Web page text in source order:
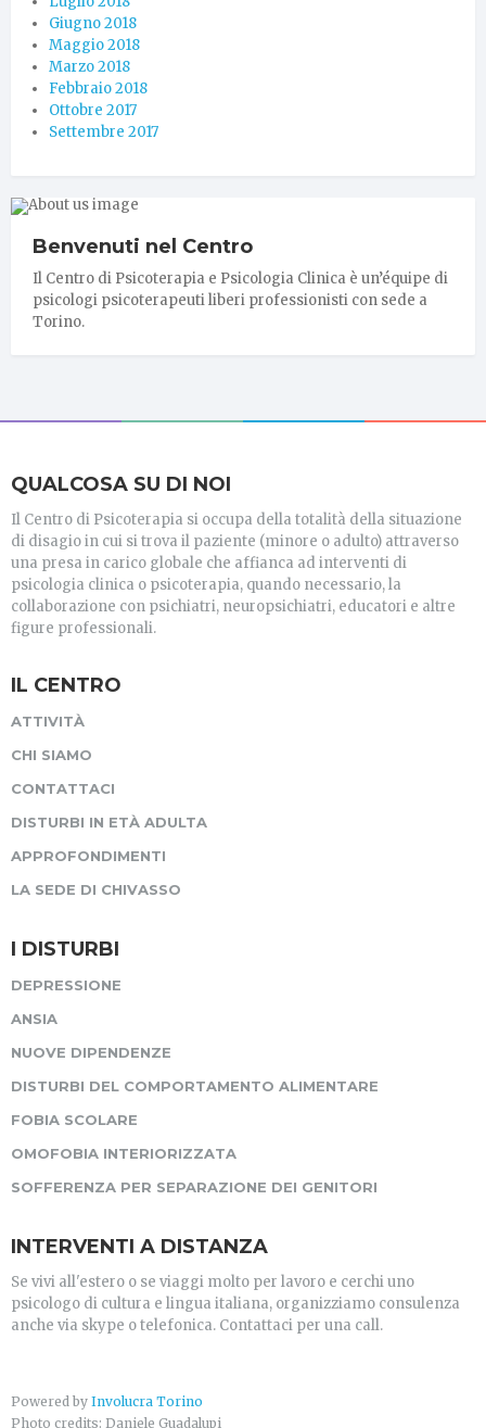
Giugno 2018
Maggio 2018
Marzo 2018
Febbraio 2018
Ottobre 2017
Settembre 2017
Benvenuti nel Centro
Il Centro di Psicoterapia e Psicologia Clinica è un’équipe di
psicologi psicoterapeuti liberi professionisti con sede a
Torino.
QUALCOSA SU DI NOI
Il Centro di Psicoterapia si occupa della totalità della situazione
di disagio in cui si trova il paziente (minore o adulto) attraverso
una presa in carico globale che affianca ad interventi di
psicologia clinica o psicoterapia, quando necessario, la
collaborazione con psichiatri, neuropsichiatri, educatori e altre
figure professionali.
IL CENTRO
ATTIVITÀ
CHI SIAMO
CONTATTACI
DISTURBI IN ETÀ ADULTA
APPROFONDIMENTI
LA SEDE DI CHIVASSO
I DISTURBI
DEPRESSIONE
ANSIA
NUOVE DIPENDENZE
DISTURBI DEL COMPORTAMENTO ALIMENTARE
FOBIA SCOLARE
OMOFOBIA INTERIORIZZATA
SOFFERENZA PER SEPARAZIONE DEI GENITORI
INTERVENTI A DISTANZA
Se vivi all'estero o se viaggi molto per lavoro e cerchi uno
psicologo di cultura e lingua italiana, organizziamo consulenza
anche via skype o telefonica. Contattaci per una call.
Powered by Involucra Torino
Photo credits: Daniele Guadalupi